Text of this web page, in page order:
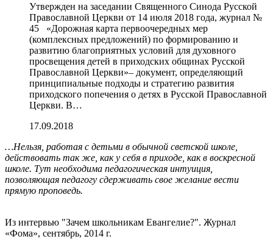
Утвержден на заседании Священного Синода Русской
Православной Церкви от 14 июля 2018 года, журнал №
45 «Дорожная карта первоочередных мер
(комплексных предложений) по формированию и
развитию благоприятных условий для духовного
просвещения детей в приходских общинах Русской
Православной Церкви»– документ, определяющий
принципиальные подходы и стратегию развития
приходского попечения о детях в Русской Православной
Церкви. В…
17.09.2018
…Нельзя, работая с детьми в обычной светской школе,
действовать так же, как у себя в приходе, как в воскресной
школе. Тут необходима педагогическая интуиция,
позволяющая педагогу сдерживать свое желание вести
прямую проповедь.
Из интервью "Зачем школьникам Евангелие?". Журнал
«Фома», сентябрь, 2014 г.